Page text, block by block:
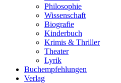
Philosophie
Wissenschaft
Biografie
Kinderbuch
Krimis & Thriller
Theater
Lyrik
Buchempfehlungen
Verlag